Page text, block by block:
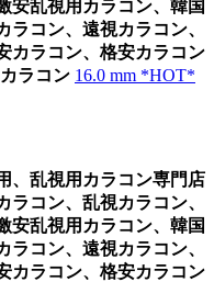
安乱視用カラコン、韓国
ラコン、遠視カラコン、
カラコン、格安カラコン
ラコン 16.0 mm *HOT*
、乱視用カラコン専門店
ラコン、乱視カラコン、
安乱視用カラコン、韓国
ラコン、遠視カラコン、
カラコン、格安カラコン